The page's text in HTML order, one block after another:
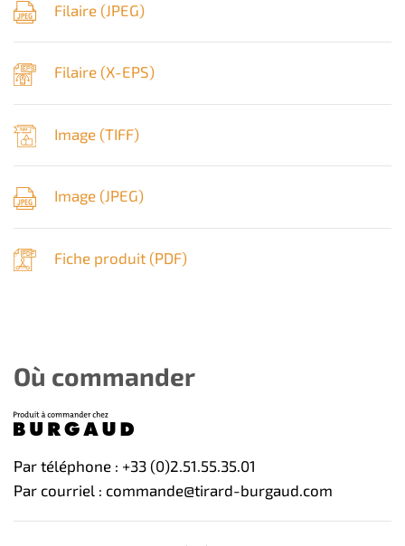
Filaire (JPEG)
Filaire (X-EPS)
Image (TIFF)
Image (JPEG)
Fiche produit (PDF)
Où commander
Par téléphone : +33 (0)2.51.55.35.01
Par courriel : commande@tirard-burgaud.com